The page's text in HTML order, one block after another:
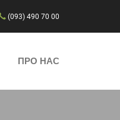
(093) 490 70 00
ПРО НАС